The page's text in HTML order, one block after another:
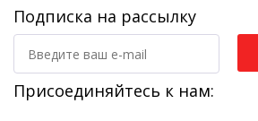
Подписка на рассылку
Присоединяйтесь к нам: